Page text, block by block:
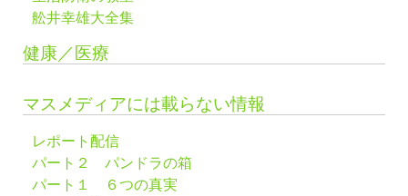
舩井幸雄大全集
健康／医療
マスメディアには載らない情報
レポート配信
パート２ パンドラの箱
パート１ ６つの真実